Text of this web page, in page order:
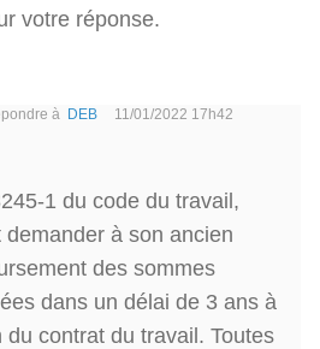
votre réponse.
à DEB 11/01/2022 17h42
1 du code du travail,
demander à son ancien
des sommes
dans un délai de 3 ans à
contrat du travail. Toutes